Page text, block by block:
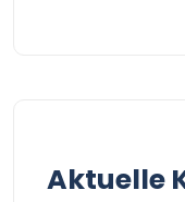
Aktuelle